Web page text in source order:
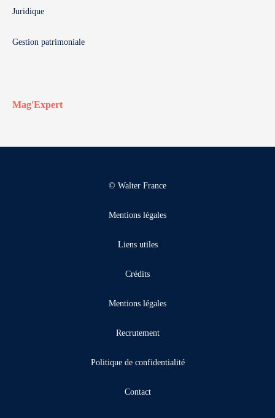
Juridique
Gestion patrimoniale
Mag'Expert
© Walter France
Mentions légales
Liens utiles
Crédits
Mentions légales
Recrutement
Politique de confidentialité
Contact